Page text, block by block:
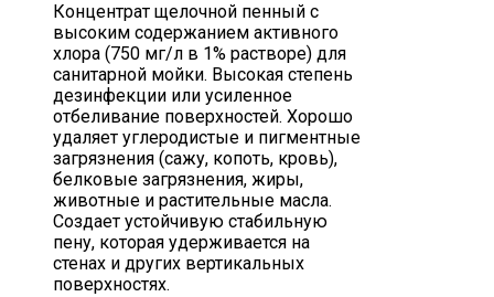
Концентрат щелочной пенный с
высоким содержанием активного
хлора (750 мг/л в 1% растворе) для
санитарной мойки. Высокая степень
дезинфекции или усиленное
отбеливание поверхностей. Хорошо
удаляет углеродистые и пигментные
загрязнения (сажу, копоть, кровь),
белковые загрязнения, жиры,
животные и растительные масла.
Создает устойчивую стабильную
пену, которая удерживается на
стенах и других вертикальных
поверхностях.